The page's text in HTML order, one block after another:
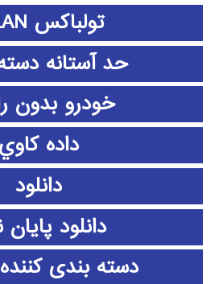
تولباکس WLAN
حد آستانه
خودرو بدون
داده كاوي
دانلود
دانلود پايان
دسته بندی